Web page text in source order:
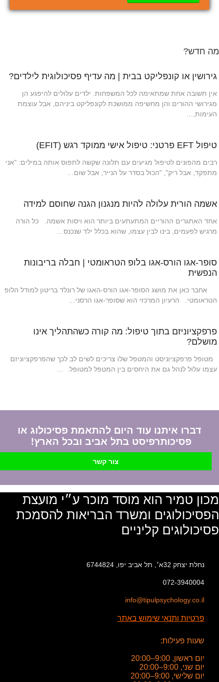
מה חדש?
גירושין או קונפליקט בבית | מה עדיף פסיכולוגית לילדים?
אין תשובה אחת שמתאימה לכל המשפחות. ילדים עלולים להיפגע הן
מגירושי ההורים והן מחשיפה ממושכת לקונפליקט ביניהם, אבל עוצמת
העימות,…
טיפול EFT פרטני: טיפול אישי ממוקד רגש (EFIT)
רבים מהפונים לטיפול מגיעים עם תלונה שקשה לתפוס אותה במילים: "אני
מתפקד, אבל ריק", "הכול בסדר על הנייר, אבל שום…
אשמה הורית עלולה להיות מנגנון הגנה שחוסם למידה
אחד האתגרים ההוריים המתעתעים ביותר הוא ויסות אשמה. כל הורה
מרגיש לפעמים, בינו לבין עצמו, שהוא בכלל ילד שנכנס…
סופר-אגו הורס-אגו בלופ הטראומטי | חבלה בריבונות
הנפשית
אחבר כאן את מושג הסופר-אגו הורס-האגו של רונלד בריטון למודל הלופ
הטראומטי. הרעיון המרכזי הוא שסופר-אגו הרסני…
פרפקציוניזם בתוך טיפול: מה קורה כשהתהליך אינו
מושלם?
מטופל פרפקציוניסט והמטפל שלו צריכים לשים לב לכך שהפרפקציוניזם
עצמו עלול לנהל גם את היחסים בין המטפל למטופל. …
דברו איתנו עוד היום להתאמת פסיכולוג או
פסיכותרפיסט בתל אביב ובכל הארץ!
צור קשר
מכון טמיר הוא מוסד מוכר ע״י מועצת
הפסיכולוגים ומשרד הבריאות להסמכת
פסיכולוגים קליניים
נחלת יצחק 32א׳, תל אביב יפו, 6744824
072-3940004
info@tipulpsychology.co.il
פרטיות ותנאי שימוש באתר
שעות פעילות:
יום ראשון, 9:00–20:00
יום שני, 9:00–20:00
יום שלישי, 9:00–20:00